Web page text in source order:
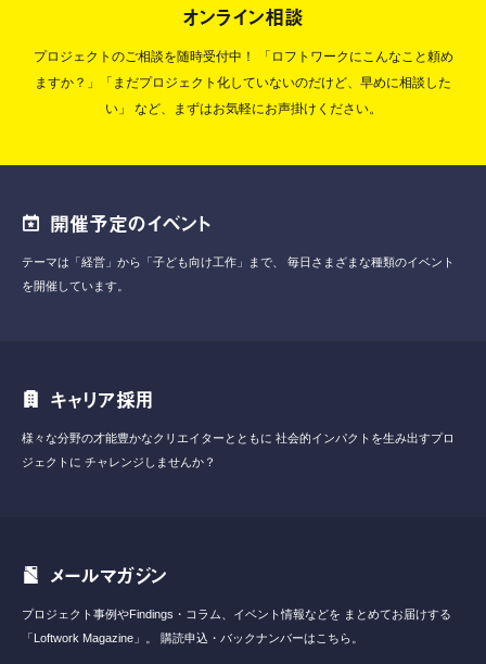
オンライン相談
プロジェクトのご相談を随時受付中！
「ロフトワークにこんなこと頼め
ますか？」「まだプロジェクト化していないのだけど、早めに相談した
い」
など、まずはお気軽にお声掛けください。
開催予定のイベント
テーマは「経営」から「子ども向け工作」まで、
毎日さまざまな種類のイベント
を開催しています。
キャリア採用
様々な分野の才能豊かなクリエイターとともに 社会的インパクトを生み出すプロ
ジェクトに チャレンジしませんか？
メールマガジン
プロジェクト事例やFindings・コラム、イベント情報などを まとめてお届けする
「Loftwork Magazine」。
購読申込・バックナンバーはこちら。